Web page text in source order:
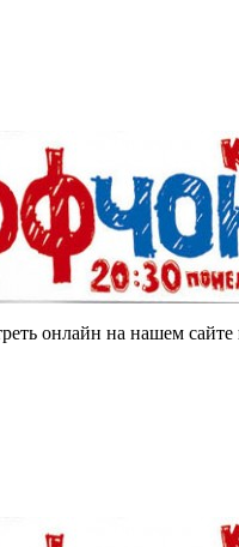
онлайн на нашем